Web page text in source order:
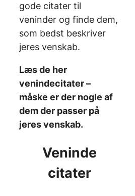
gode citater til
veninder og finde dem,
som bedst beskriver
jeres venskab.
Læs de her
venindecitater –
måske er der nogle af
dem der passer på
jeres venskab.
Veninde
citater